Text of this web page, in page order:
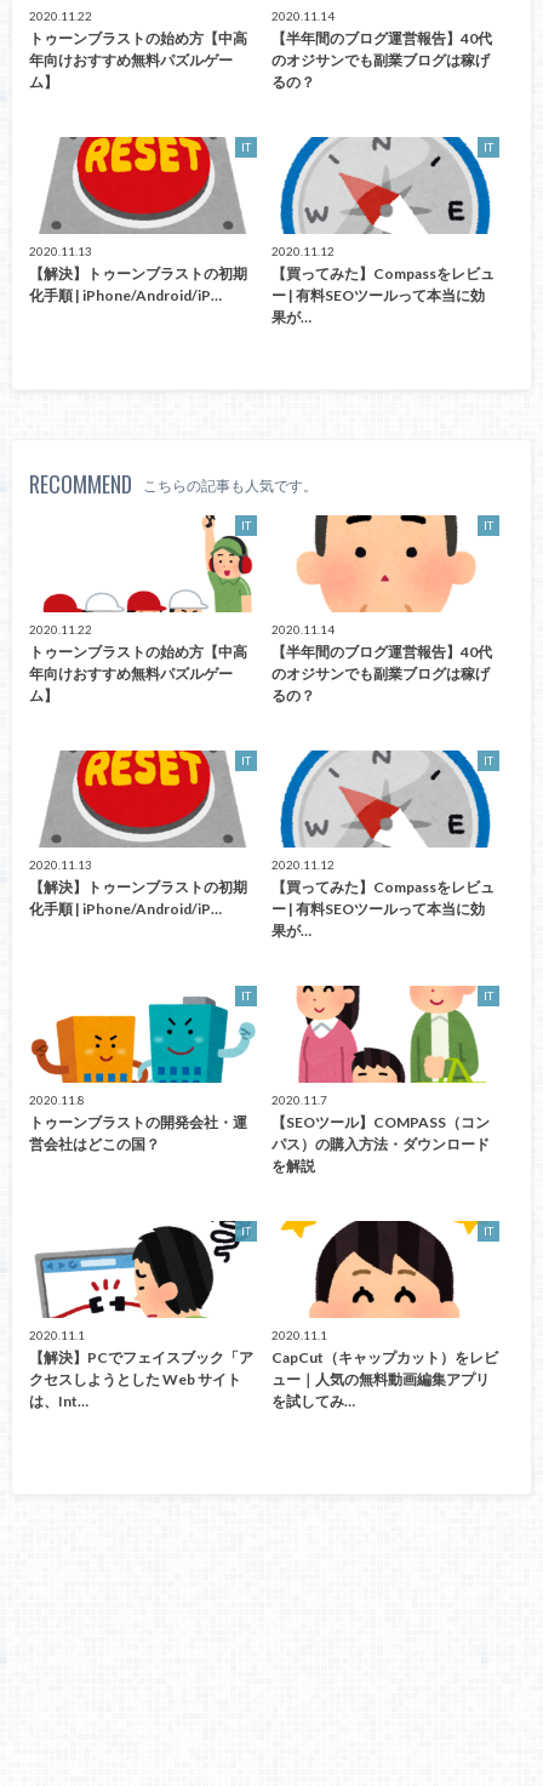
2020.11.22
トゥーンブラストの始め方【中高
年向けおすすめ無料パズルゲー
ム】
2020.11.14
【半年間のブログ運営報告】40代
のオジサンでも副業ブログは稼げ
るの？
IT
2020.11.13
【解決】トゥーンブラストの初期
化手順 | iPhone/Android/iP…
IT
2020.11.12
【買ってみた】Compassをレビュ
ー | 有料SEOツールって本当に効
果が…
RECOMMEND こちらの記事も人気です。
IT
2020.11.22
トゥーンブラストの始め方【中高
年向けおすすめ無料パズルゲー
ム】
IT
2020.11.14
【半年間のブログ運営報告】40代
のオジサンでも副業ブログは稼げ
るの？
IT
2020.11.13
【解決】トゥーンブラストの初期
化手順 | iPhone/Android/iP…
IT
2020.11.12
【買ってみた】Compassをレビュ
ー | 有料SEOツールって本当に効
果が…
IT
2020.11.8
トゥーンブラストの開発会社・運
営会社はどこの国？
IT
2020.11.7
【SEOツール】COMPASS（コン
パス）の購入方法・ダウンロード
を解説
IT
2020.11.1
【解決】PCでフェイスブック「ア
クセスしようとした Web サイト
は、Int…
IT
2020.11.1
CapCut（キャップカット）をレビ
ュー｜人気の無料動画編集アプリ
を試してみ…